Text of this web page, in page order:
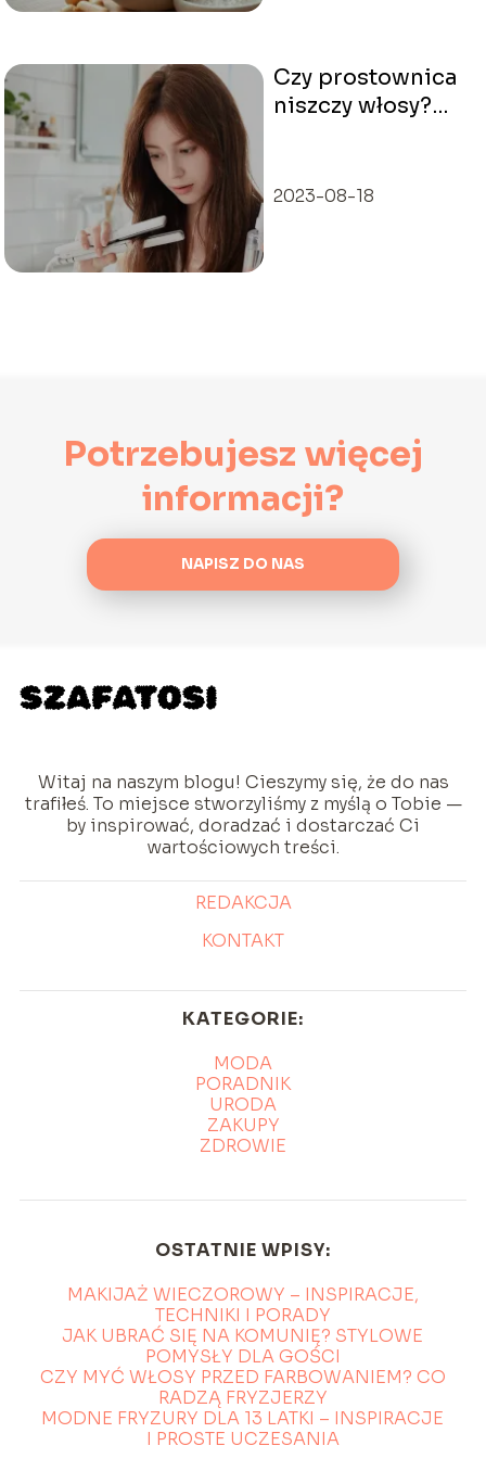
Czy prostownica
niszczy włosy?
2023-08-18
Potrzebujesz więcej
informacji?
NAPISZ DO NAS
Witaj na naszym blogu! Cieszymy się, że do nas
trafiłeś. To miejsce stworzyliśmy z myślą o Tobie —
by inspirować, doradzać i dostarczać Ci
wartościowych treści.
REDAKCJA
KONTAKT
KATEGORIE:
MODA
PORADNIK
URODA
ZAKUPY
ZDROWIE
OSTATNIE WPISY:
MAKIJAŻ WIECZOROWY – INSPIRACJE,
TECHNIKI I PORADY
JAK UBRAĆ SIĘ NA KOMUNIĘ? STYLOWE
POMYSŁY DLA GOŚCI
CZY MYĆ WŁOSY PRZED FARBOWANIEM? CO
RADZĄ FRYZJERZY
MODNE FRYZURY DLA 13 LATKI – INSPIRACJE
I PROSTE UCZESANIA